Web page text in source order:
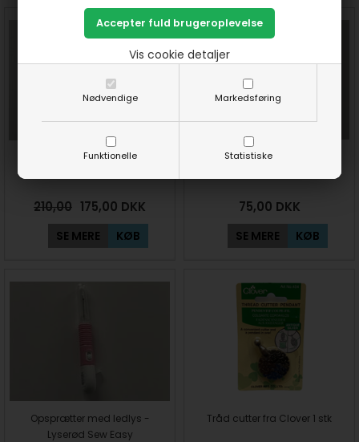
Nødvendige Markedsføring
Funktionelle Statistiske
Vis cookie detaljer
Blad til 45 mm rulleskærer 3
210,00 175,00 DKK
SE MERE KØB
Opsprætter med ledlys Grå
75,00 DKK
SE MERE KØB
Opsprætter med ledlys -
Lyserød Sew Easy
Tråd cutter fra Clover 1 stk